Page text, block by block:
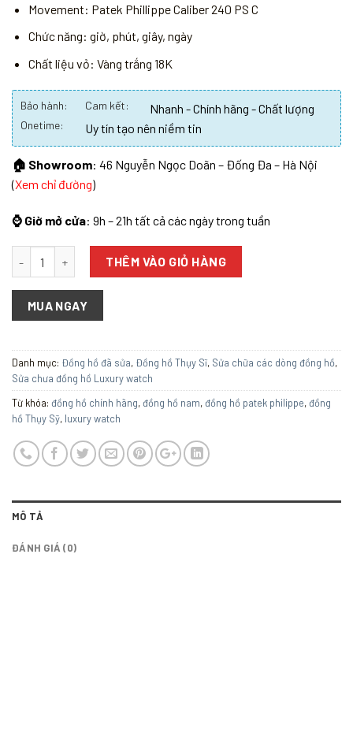
Movement: Patek Phillippe Caliber 240 PS C
Chức năng: giờ, phút, giây, ngày
Chất liệu vỏ: Vàng trắng 18K
Bảo hành: Cam kết: Nhanh - Chính hãng - Chất lượng
Onetime: Uy tín tạo nên niềm tin
🏠 Showroom: 46 Nguyễn Ngọc Doãn – Đống Đa – Hà Nội
(Xem chỉ đường)
⌚ Giờ mở cửa: 9h – 21h tất cả các ngày trong tuần
THÊM VÀO GIỎ HÀNG
MUA NGAY
Danh mục: Đồng hồ đã sửa, Đồng hồ Thụy Sĩ, Sửa chữa các dòng đồng hồ,
Sửa chưa đồng hồ Luxury watch
Từ khóa: đồng hồ chính hãng,đồng hồ nam,đồng hồ patek philippe,đồng
hồ Thụy Sỹ, luxury watch
MÔ TẢ
ĐÁNH GIÁ (0)